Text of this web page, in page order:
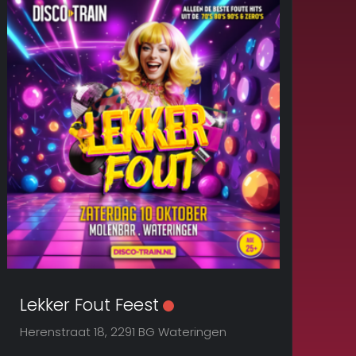
Lekker Fout Feest
Herenstraat 18, 2291 BG Wateringen